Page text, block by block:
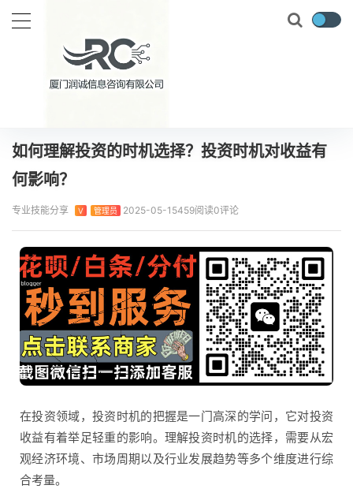
当前位置： 首页 实时要闻
如何理解投资的时机选择？投资时机对收益有
何影响？
专业技能分享 V 管理员 2025-05-15459阅读0评论
在投资领域，投资时机的把握是一门高深的学问，它对投资
收益有着举足轻重的影响。理解投资时机的选择，需要从宏
观经济环境、市场周期以及行业发展趋势等多个维度进行综
合考量。